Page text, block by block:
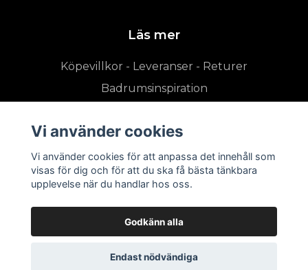
Läs mer
Köpevillkor - Leveranser - Returer
Badrumsinspiration
© 2026 badrumsshoppen.se
Vi använder cookies
Vi använder cookies för att anpassa det innehåll som
visas för dig och för att du ska få bästa tänkbara
upplevelse när du handlar hos oss.
Godkänn alla
Endast nödvändiga